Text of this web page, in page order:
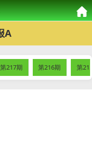
A
第217期 第216期 第